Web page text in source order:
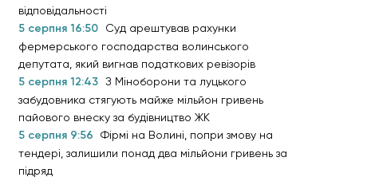
відповідальності
5 серпня 16:50
Суд арештував рахунки
фермерського господарства волинського
депутата, який вигнав податкових ревізорів
5 серпня 12:43 З Міноборони та луцького
забудовника стягують майже мільйон гривень
пайового внеску за будівництво ЖК
5 серпня 9:56
Фірмі на Волині, попри змову на
тендері, залишили понад два мільйони гривень за
підряд